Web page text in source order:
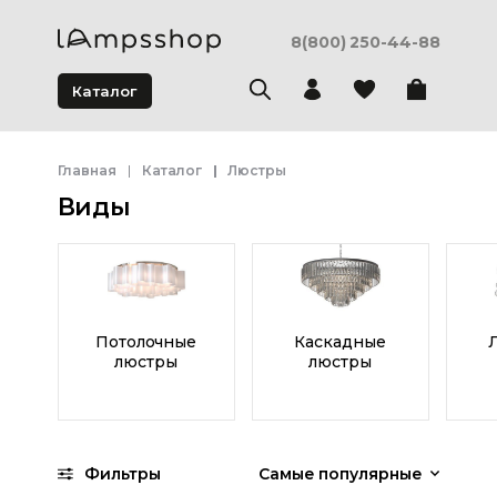
8(800) 250-44-88
Каталог
Главная Каталог Люстры
Виды
Потолочные
люстры
Каскадные
люстры
Фильтры Самые популярные